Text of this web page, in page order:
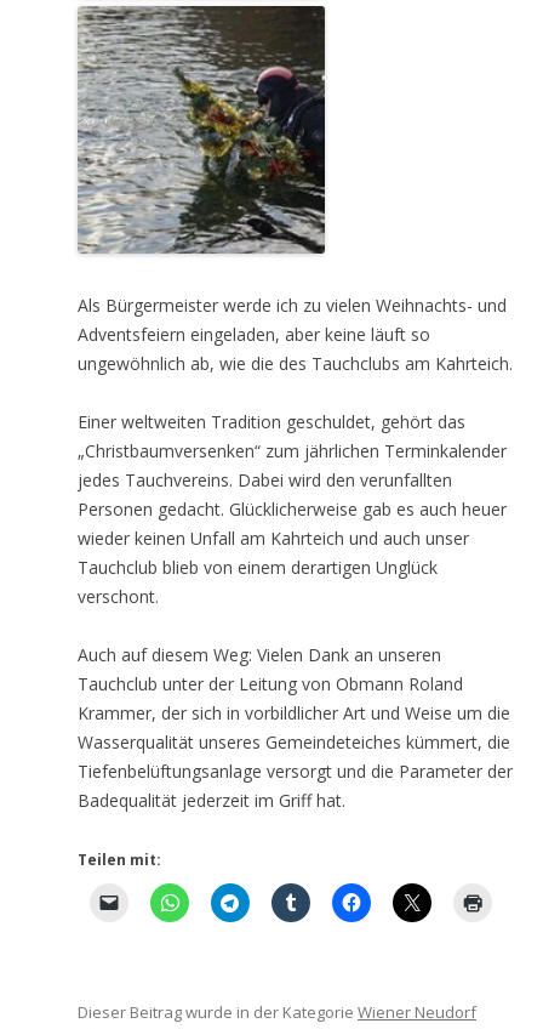
Als Bürgermeister werde ich zu vielen Weihnachts- und
Adventsfeiern eingeladen, aber keine läuft so
ungewöhnlich ab, wie die des Tauchclubs am Kahrteich.
Einer weltweiten Tradition geschuldet, gehört das
„Christbaumversenken“ zum jährlichen Terminkalender
jedes Tauchvereins. Dabei wird den verunfallten
Personen gedacht. Glücklicherweise gab es auch heuer
wieder keinen Unfall am Kahrteich und auch unser
Tauchclub blieb von einem derartigen Unglück
verschont.
Auch auf diesem Weg: Vielen Dank an unseren
Tauchclub unter der Leitung von Obmann Roland
Krammer, der sich in vorbildlicher Art und Weise um die
Wasserqualität unseres Gemeindeteiches kümmert, die
Tiefenbelüftungsanlage versorgt und die Parameter der
Badequalität jederzeit im Griff hat.
Teilen mit:
Dieser Beitrag wurde in der Kategorie Wiener Neudorf